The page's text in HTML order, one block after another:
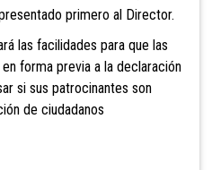
primero al Director.
las facilidades para que las
forma previa a la declaración
si sus patrocinantes son
de ciudadanos